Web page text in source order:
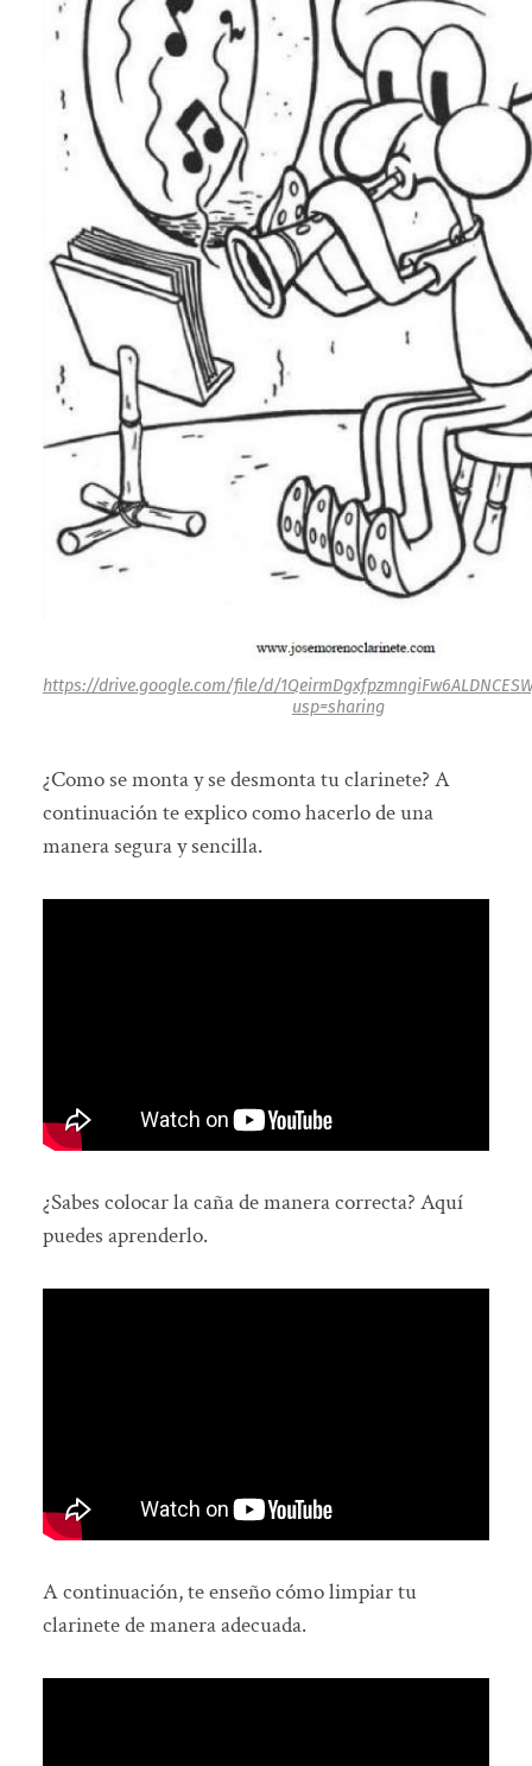
https://drive.google.com/file/d/
usp=sharing
¿Como se monta y se desmonta tu clarinete? A
continuación te explico como hacerlo de una
manera segura y sencilla.
¿Sabes colocar la caña de manera correcta? Aquí
puedes aprenderlo.
A continuación, te enseño cómo limpiar tu
clarinete de manera adecuada.